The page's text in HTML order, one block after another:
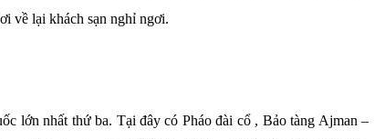
về lại khách sạn nghỉ ngơi.
lớn nhất thứ ba. Tại đây có Pháo đài cổ , Bảo tàng Ajman –